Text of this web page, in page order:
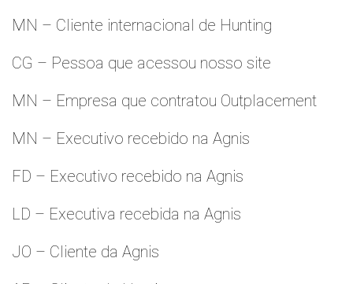
MN – Cliente internacional de Hunting
CG – Pessoa que acessou nosso site
MN – Empresa que contratou Outplacement
MN – Executivo recebido na Agnis
FD – Executivo recebido na Agnis
LD – Executiva recebida na Agnis
JO – Cliente da Agnis